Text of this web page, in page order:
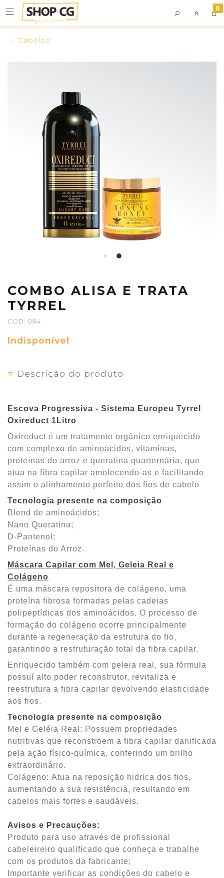
0
Cabelos
COMBO ALISA E TRATA
TYRREL
COD: 084
Indisponível
# Descrição do produto
Escova Progressiva - Sistema Europeu Tyrrel
Oxireduct 1Litro
Oxireduct é um tratamento orgânico enriquecido
com complexo de aminoácidos, vitaminas,
proteínas do arroz e queratina quarternária, que
atua na fibra capilar amolecendo-as e facilitando
assim o alinhamento perfeito dos fios de cabelo
Tecnologia presente na composição
Blend de aminoácidos;
Nano Queratina;
D-Pantenol;
Proteínas do Arroz.
Máscara Capilar com Mel, Geleia Real e
Colágeno
É uma máscara repositora de colágeno, uma
proteína fibrosa formadas pelas cadeias
polipeptídicas dos aminoácidos. O processo de
formação do colágeno ocorre principalmente
durante a regeneração da estrutura do fio,
garantindo a restruturação total da fibra capilar.
Enriquecido também com geleia real, sua fórmula
possuí alto poder reconstrutor, revitaliza e
reestrutura a fibra capilar devolvendo elasticidade
aos fios.
Tecnologia presente na composição
Mel e Geléia Real : Possuem propriedades
nutritivas que reconstroem a fibra capilar danificada
pela ação físico-química, conferindo um brilho
extraordinário.
Colágeno: Atua na reposição hidrica dos fios,
aumentando a sua resistência, resultando em
cabelos mais fortes e saudáveis.
Avisos e Precauções:
Produto para uso através de profissional
cabeleireiro qualificado que conheça e trabalhe
com os produtos da fabricante;
Importante verificar as condições do cabelo e